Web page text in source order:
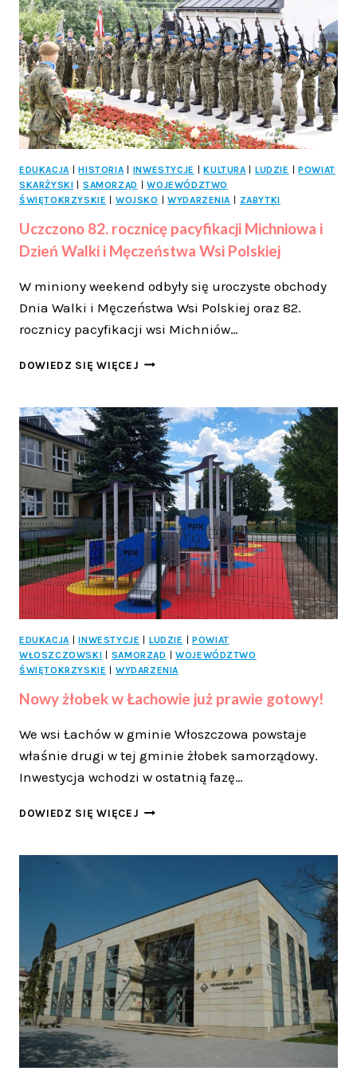
REJOWEM
JUŻ
W
TĘ
NIEDZIELĘ!
EDUKACJA | HISTORIA | INWESTYCJE | KULTURA | LUDZIE | POWIAT
SKARŻYSKI | SAMORZĄD | WOJEWÓDZTWO
ŚWIĘTOKRZYSKIE | WOJSKO | WYDARZENIA | ZABYTKI
Uczczono 82. rocznicę pacyfikacji Michniowa i
Dzień Walki i Męczeństwa Wsi Polskiej
W miniony weekend odbyły się uroczyste obchody
Dnia Walki i Męczeństwa Wsi Polskiej oraz 82.
rocznicy pacyfikacji wsi Michniów…
DOWIEDZ SIĘ WIĘCEJ UCZCZONO
PACYFIKACJI
MICHNIOWA
I
DZIEŃ
WALKI
I
MĘCZEŃSTWA
WSI
POLSKIEJ
EDUKACJA INWESTYCJE LUDZIE
POWIAT
WŁOSZCZOWSKI
SAMORZĄD
WOJEWÓDZTWO
ŚWIĘTOKRZYSKIE
WYDARZENIA
Nowy żłobek w Łachowie już prawie gotowy!
We wsi Łachów w gminie Włoszczowa powstaje
właśnie drugi w tej gminie żłobek samorządowy.
Inwestycja wchodzi w ostatnią fazę…
DOWIEDZ SIĘ WIĘCEJ NOWY
GOTOWY!